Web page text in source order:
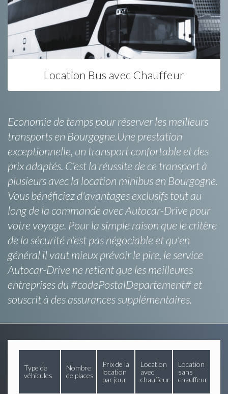
Location Bus avec Chauffeur
Economie de temps pour réserver les meilleurs
transports en Bourgogne.Une prestation
exceptionnelle, un transport confortable et des
prix adaptés. C’est la réussite de ce transport à
plusieurs avec la location minibus en Bourgogne.
Vous bénéficiez d'avantages exclusifs tout au
long de la commande avec Autocar-Drive pour
votre voyage. Pour la simple raison que le critère
de la sécurité n'est pas négociable et qu'en
général il vaut mieux prévoir le pire, le service
Autocar-Drive ne retient que les meilleures
entreprises du #codePostalDepartement# et
souscrit à des assurances supplémentaires.
Type de
véhicules
Nombre
de places
Prix de la
location
par jour
Location
avec
chauffeur
Location
sans
chauffeur